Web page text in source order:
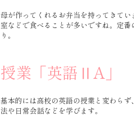
母が作ってくれるお弁当を持ってきてい
室などで食べることが多いですね。定
り。
授業「英語ⅡA」
基本的には高校の英語の授業と変わらず
法や日常会話などを学びます。